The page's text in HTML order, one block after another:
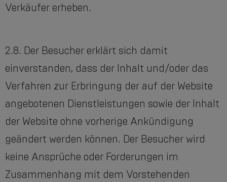
Verkäufer erheben.
2.8. Der Besucher erklärt sich damit
einverstanden, dass der Inhalt und/oder das
Verfahren zur Erbringung der auf der Website
angebotenen Dienstleistungen sowie der Inhalt
der Website ohne vorherige Ankündigung
geändert werden können. Der Besucher wird
keine Ansprüche oder Forderungen im
Zusammenhang mit dem Vorstehenden